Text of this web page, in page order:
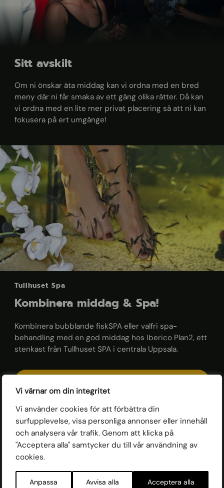
Vi värnar om din integritet
Vi använder cookies för att förbättra din
surfupplevelse, visa personliga annonser eller innehåll
och analysera vår trafik. Genom att klicka på
"Acceptera alla" samtycker du till vår användning av
cookies.
Anpassa Avvisa alla Acceptera alla
Sitt avskilt
Om ni önskar äta middag kan vi ordna med en bred
meny där ni får smaka av ett gäng olika rätter. Då kan
vi ordna med en lite mer privat placering så att ni kan
fokusera på ert umgänge!
Tullhuset Spa
Kombinera middag & Spa!
Kombinera bubblande fiskSPA eller valfri spa-
behandling med en god middag hos Iberico Plan2, ett
stenkast från Tullhuset SPA i centrala Uppsala.
After Work